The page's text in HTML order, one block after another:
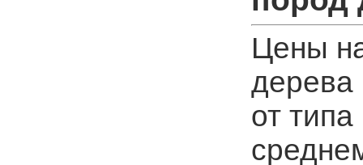
Цены
дерева
от